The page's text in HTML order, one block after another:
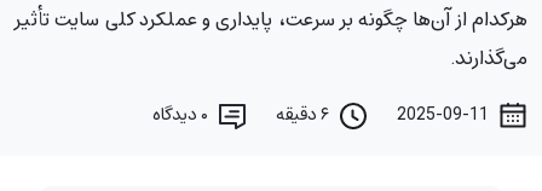
هرکدام از آن‌ها چگونه بر سرعت، پایداری و عملکرد کلی سایت تأثیر
می‌گذارند.
دیدگاه